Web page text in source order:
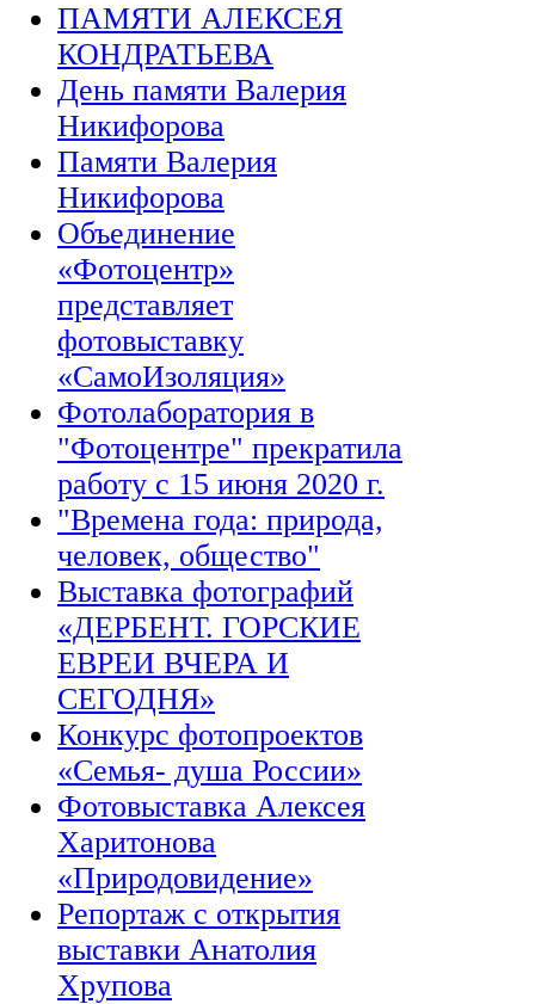
ПАМЯТИ АЛЕКСЕЯ
КОНДРАТЬЕВА
День памяти Валерия
Никифорова
Памяти Валерия
Никифорова
Объединение
«Фотоцентр»
представляет
фотовыставку
«СамоИзоляция»
Фотолаборатория в
"Фотоцентре" прекратила
работу с 15 июня 2020 г.
"Времена года: природа,
человек, общество"
Выставка фотографий
«ДЕРБЕНТ. ГОРСКИЕ
ЕВРЕИ ВЧЕРА И
СЕГОДНЯ»
Конкурс фотопроектов
«Семья- душа России»
Фотовыставка Алексея
Харитонова
«Природовидение»
Репортаж с открытия
выставки Анатолия
Хрупова